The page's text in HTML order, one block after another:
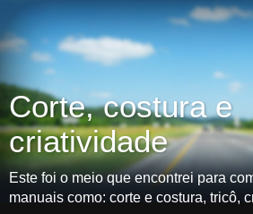
Corte, costura e
criatividade
Este foi o meio que encontrei para
manuais como: corte e costura, tricô,